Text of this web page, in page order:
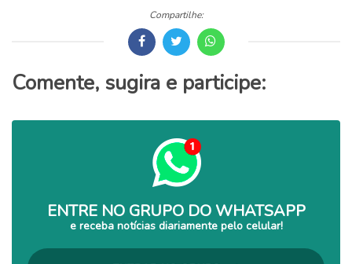
Compartilhe:
Comente, sugira e participe:
ENTRE NO GRUPO DO WHATSAPP
e receba notícias diariamente pelo celular!